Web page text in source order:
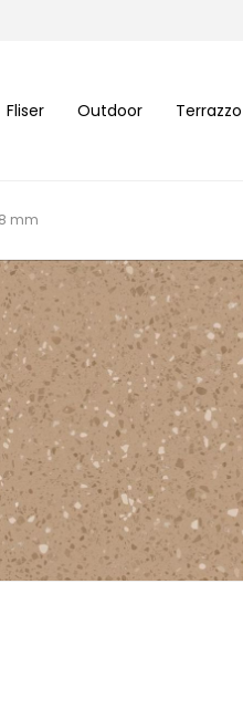
Fliser Outdoor Terrazzo
mm